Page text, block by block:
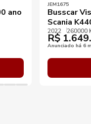
ano
JEM1675
Busscar
Scania
2022 260000
R$
Anunciado há 6